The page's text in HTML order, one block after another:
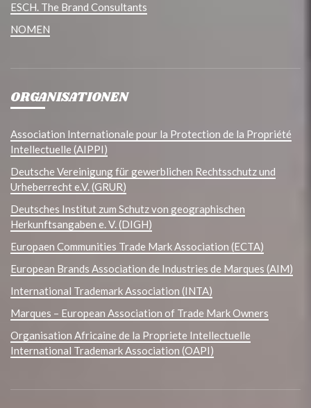
ESCH. The Brand Consultants
NOMEN
ORGANISATIONEN
Association Internationale pour la Protection de la Propriété
Intellectuelle (AIPPI)
Deutsche Vereinigung für gewerblichen Rechtsschutz und
Urheberrecht e.V. (GRUR)
Deutsches Institut zum Schutz von geographischen
Herkunftsangaben e. V. (DIGH)
Europaen Communities Trade Mark Association (ECTA)
European Brands Association de Industries de Marques (AIM)
International Trademark Association (INTA)
Marques – European Association of Trade Mark Owners
Organisation Africaine de la Propriete Intellectuelle
International Trademark Association (OAPI)